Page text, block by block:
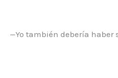
—Yo también debería haber